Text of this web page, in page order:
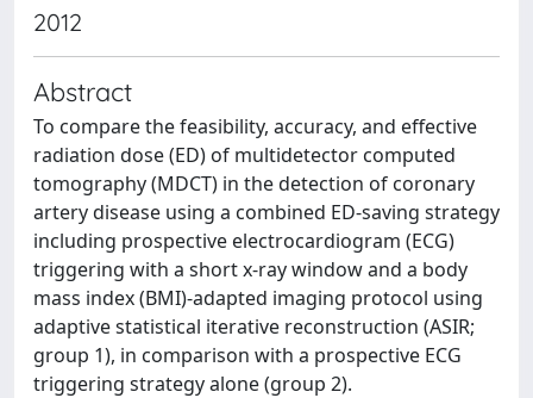
2012
Abstract
To compare the feasibility, accuracy, and effective
radiation dose (ED) of multidetector computed
tomography (MDCT) in the detection of coronary
artery disease using a combined ED-saving strategy
including prospective electrocardiogram (ECG)
triggering with a short x-ray window and a body
mass index (BMI)-adapted imaging protocol using
adaptive statistical iterative reconstruction (ASIR;
group 1), in comparison with a prospective ECG
triggering strategy alone (group 2).